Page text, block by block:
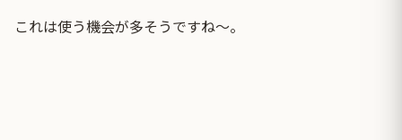
これは使う機会が多そうですね〜。